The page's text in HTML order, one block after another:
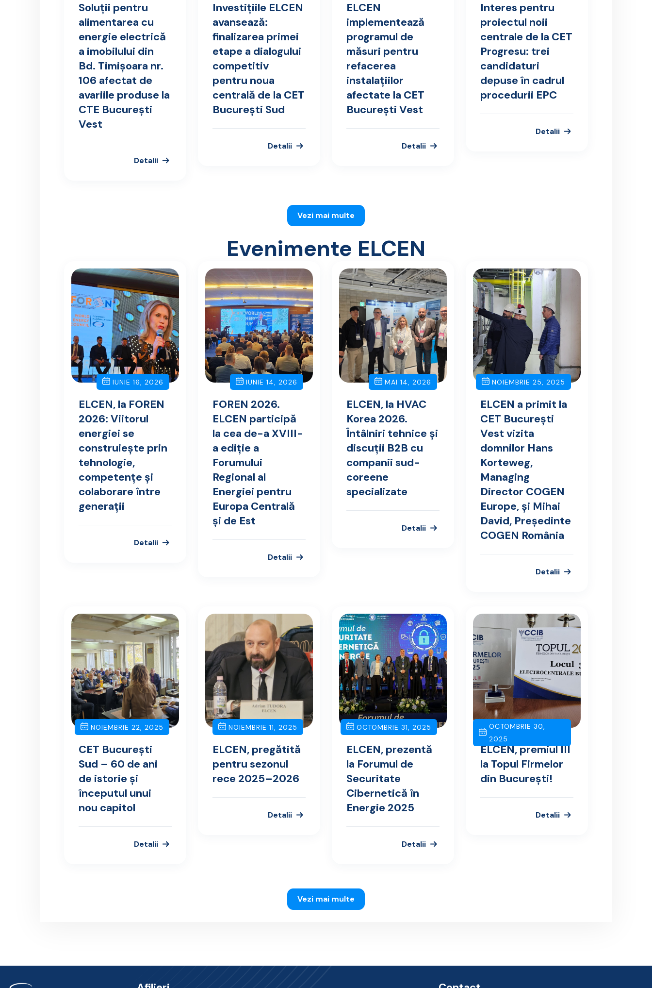
Soluții pentru
alimentarea cu
energie electrică
a imobilului din
Bd. Timișoara nr.
106 afectat de
avariile produse la
CTE București
Vest
Detalii
Investițiile ELCEN
avansează:
finalizarea primei
etape a dialogului
competitiv
pentru noua
centrală de la CET
București Sud
Detalii
ELCEN
implementează
programul de
măsuri pentru
refacerea
instalațiilor
afectate la CET
București Vest
Detalii
Interes pentru
proiectul noii
centrale de la CET
Progresu: trei
candidaturi
depuse în cadrul
procedurii EPC
Detalii
Vezi mai multe
Evenimente ELCEN
IUNIE 16, 2026
ELCEN, la FOREN
2026: Viitorul
energiei se
construiește prin
tehnologie,
competențe și
colaborare între
generații
Detalii
IUNIE 14, 2026
FOREN 2026.
ELCEN participă
la cea de-a XVIII-
a ediție a
Forumului
Regional al
Energiei pentru
Europa Centrală
și de Est
Detalii
MAI 14, 2026
ELCEN, la HVAC
Korea 2026.
Întâlniri tehnice și
discuții B2B cu
companii sud-
coreene
specializate
Detalii
NOIEMBRIE 25, 2025
ELCEN a primit la
CET București
Vest vizita
domnilor Hans
Korteweg,
Managing
Director COGEN
Europe, și Mihai
David, Președinte
COGEN România
Detalii
NOIEMBRIE 22, 2025
CET București
Sud – 60 de ani
de istorie și
începutul unui
nou capitol
Detalii
NOIEMBRIE 11, 2025
ELCEN, pregătită
pentru sezonul
rece 2025–2026
Detalii
OCTOMBRIE 31, 2025
ELCEN, prezentă
la Forumul de
Securitate
Cibernetică în
Energie 2025
Detalii
OCTOMBRIE 30,
2025
ELCEN, premiul III
la Topul Firmelor
din București!
Detalii
Vezi mai multe